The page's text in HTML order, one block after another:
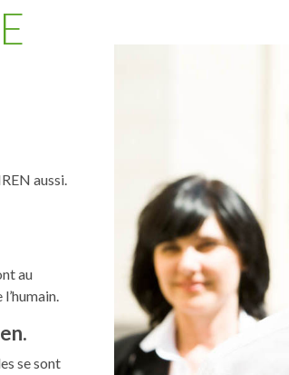
aussi.
au
se sont